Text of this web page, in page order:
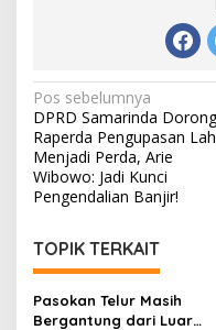
Navigasi
pos
Pos sebelumnya
DPRD Samarinda Dorong
Raperda Pengupasan
Menjadi Perda, Arie
Wibowo: Jadi Kunci
Pengendalian Banjir!
TOPIK TERKAIT
Pasokan Telur Masih
Bergantung dari Luar